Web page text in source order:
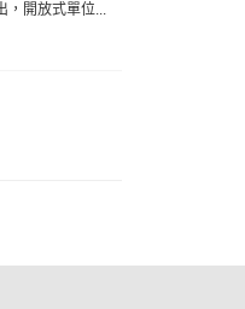
，開放式單位...